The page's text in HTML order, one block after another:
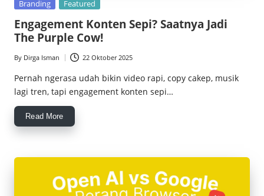
Posted
Branding Featured
Engagement Konten Sepi? Saatnya Jadi
The Purple Cow!
Posted
by
By Dirga Isman 22 Oktober 2025
Pernah ngerasa udah bikin video rapi, copy cakep, musik
lagi tren, tapi engagement konten sepi…
Read More